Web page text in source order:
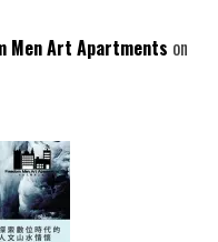
Men Art Apartments